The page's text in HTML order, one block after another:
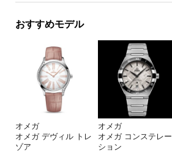
おすすめモデル
オメガ
オメガ デヴィル トレ
ゾア
オメガ
オメガ コンステレー
ション